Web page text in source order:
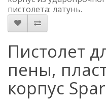
пистолета: латунь.
Пистолет
пены,
корпус